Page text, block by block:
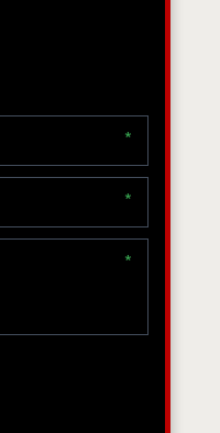
*
*
*